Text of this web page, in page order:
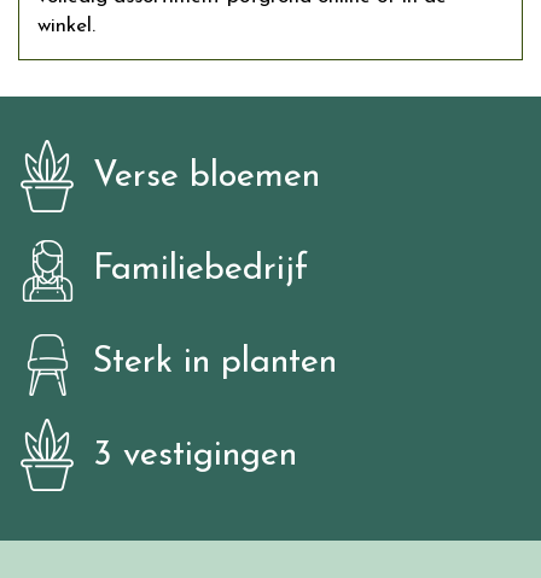
winkel.
Verse bloemen
Familiebedrijf
Sterk in planten
3 vestigingen